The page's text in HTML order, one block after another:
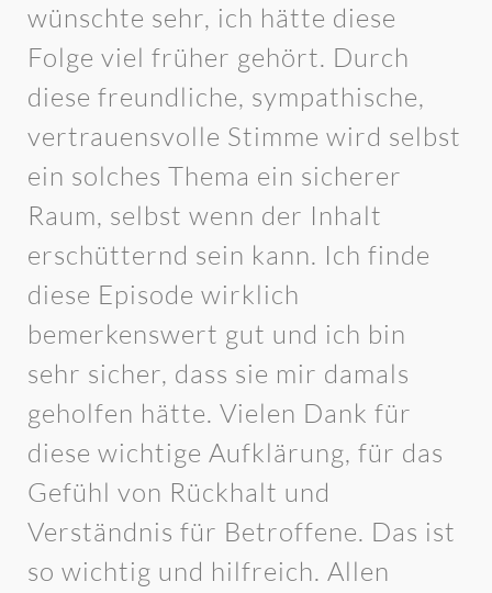
wünschte sehr, ich hätte diese
Folge viel früher gehört. Durch
diese freundliche, sympathische,
vertrauensvolle Stimme wird selbst
ein solches Thema ein sicherer
Raum, selbst wenn der Inhalt
erschütternd sein kann. Ich finde
diese Episode wirklich
bemerkenswert gut und ich bin
sehr sicher, dass sie mir damals
geholfen hätte. Vielen Dank für
diese wichtige Aufklärung, für das
Gefühl von Rückhalt und
Verständnis für Betroffene. Das ist
so wichtig und hilfreich. Allen